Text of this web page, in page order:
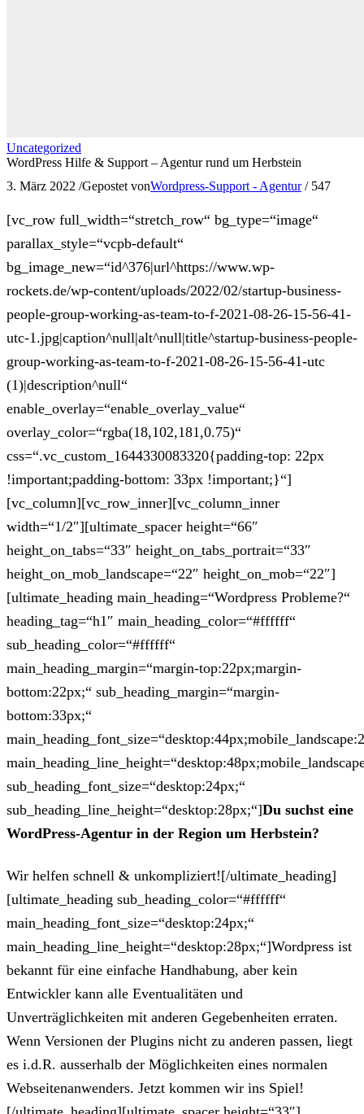
Uncategorized
WordPress Hilfe & Support – Agentur rund um Herbstein
3. März 2022 /Gepostet vonWordpress-Support - Agentur / 547
[vc_row full_width=“stretch_row“ bg_type=“image“
parallax_style=“vcpb-default“
bg_image_new=“id^376|url^https://www.wp-
rockets.de/wp-content/uploads/2022/02/startup-business-
people-group-working-as-team-to-f-2021-08-26-15-56-41-
utc-1.jpg|caption^null|alt^null|title^startup-business-people-
group-working-as-team-to-f-2021-08-26-15-56-41-utc
(1)|description^null“
enable_overlay=“enable_overlay_value“
overlay_color=“rgba(18,102,181,0.75)“
css=“.vc_custom_1644330083320{padding-top: 22px
!important;padding-bottom: 33px !important;}“]
[vc_column][vc_row_inner][vc_column_inner
width=“1/2″][ultimate_spacer height=“66″
height_on_tabs=“33″ height_on_tabs_portrait=“33″
height_on_mob_landscape=“22″ height_on_mob=“22″]
[ultimate_heading main_heading=“Wordpress Probleme?“
heading_tag=“h1″ main_heading_color=“#ffffff“
sub_heading_color=“#ffffff“
main_heading_margin=“margin-top:22px;margin-
bottom:22px;“ sub_heading_margin=“margin-
bottom:33px;“
sub_heading_font_size=“desktop:24px;“
sub_heading_line_height=“desktop:28px;“]Du suchst eine
WordPress-Agentur in der Region um Herbstein?
Wir helfen schnell & unkompliziert![/ultimate_heading]
[ultimate_heading sub_heading_color=“#ffffff“
main_heading_font_size=“desktop:24px;“
main_heading_line_height=“desktop:28px;“]Wordpress ist
bekannt für eine einfache Handhabung, aber kein
Entwickler kann alle Eventualitäten und
Unverträglichkeiten mit anderen Gegebenheiten erraten.
Wenn Versionen der Plugins nicht zu anderen passen, liegt
es i.d.R. ausserhalb der Möglichkeiten eines normalen
Webseitenanwenders. Jetzt kommen wir ins Spiel!